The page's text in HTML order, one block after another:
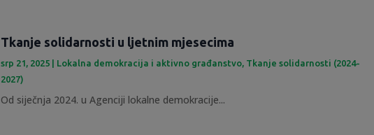
Tkanje solidarnosti u ljetnim mjesecima
srp 21, 2025 Lokalna demokracija i aktivno građanstvo, Tkanje solidarnosti (2024-
2027)
Od siječnja 2024. u Agenciji lokalne demokracije...